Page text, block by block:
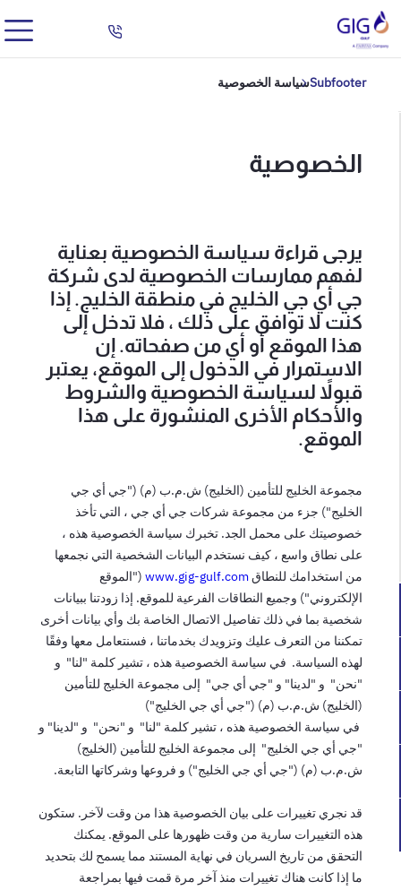
Subfooterسياسة الخصوصية
الخصوصية
يرجى قراءة سياسة الخصوصية بعناية
لفهم ممارسات الخصوصية لدى شركة
جي أي جي الخليج في منطقة الخليج. إذا
كنت لا توافق على ذلك ، فلا تدخل إلى
هذا الموقع أو أي من صفحاته. إن
الاستمرار في الدخول إلى الموقع، يعتبر
قبولاً لسياسة الخصوصية والشروط
والأحكام الأخرى المنشورة على هذا
الموقع.
مجموعة الخليج للتأمين (الخليج) ش.م.ب (م) ("جي أي جي
الخليج") جزء من مجموعة شركات جي أي جي ، التي تأخذ
خصوصيتك على محمل الجد. تخبرك سياسة الخصوصية هذه ،
على نطاق واسع ، كيف نستخدم البيانات الشخصية التي نجمعها
من استخدامك للنطاقwww.gig-gulf.com("الموقع
الإلكتروني") وجميع النطاقات الفرعية للموقع. إذا زودتنا ببيانات
شخصية بما في ذلك تفاصيل الاتصال الخاصة بك وأي بيانات أخرى
تمكننا من التعرف عليك وتزويدك بخدماتنا ، فسنتعامل معها وفقًا
لهذه السياسة. في سياسة الخصوصية هذه ، تشير كلمة "لنا" و
"نحن" و "لدينا" و "جي أي جي" إلى مجموعة الخليج للتأمين
(الخليج) ش.م.ب (م) ("جي أي جي الخليج")
في سياسة الخصوصية هذه ، تشير كلمة "لنا" و "نحن" و "لدينا" و
"جي أي جي الخليج" إلى مجموعة الخليج للتأمين (الخليج)
ش.م.ب (م) ("جي أي جي الخليج") و فروعها وشركاتها التابعة.
قد نجري تغييرات على بيان الخصوصية هذا من وقت لآخر. ستكون
هذه التغييرات سارية من وقت ظهورها على الموقع. يمكنك
التحقق من تاريخ السريان في نهاية المستند مما يسمح لك بتحديد
ما إذا كانت هناك تغييرات منذ آخر مرة قمت فيها بمراجعة